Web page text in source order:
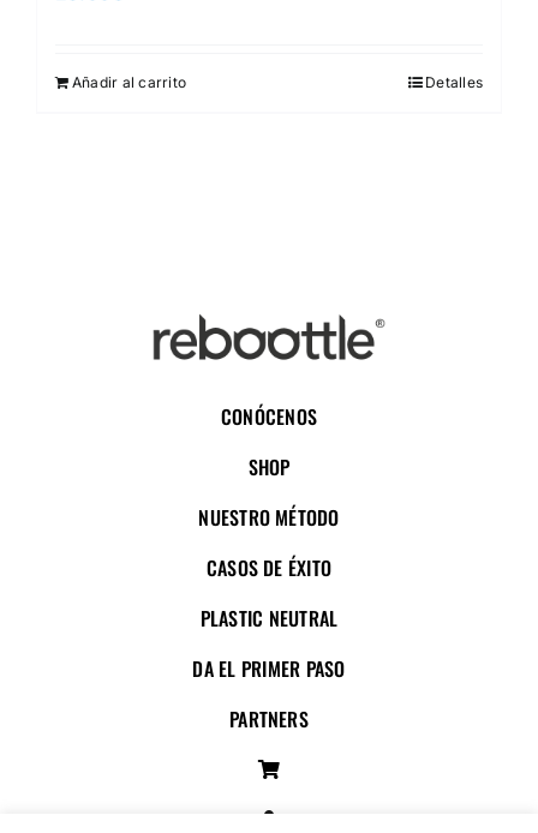
Añadir al carrito Detalles
CONÓCENOS
SHOP
NUESTRO MÉTODO
CASOS DE ÉXITO
PLASTIC NEUTRAL
DA EL PRIMER PASO
PARTNERS